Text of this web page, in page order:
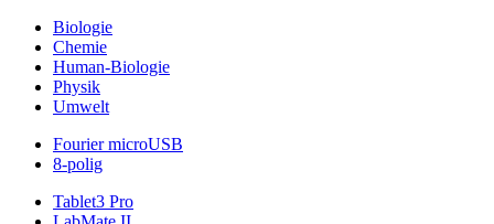
Biologie
Chemie
Human-Biologie
Physik
Umwelt
Fourier microUSB
8-polig
Tablet3 Pro